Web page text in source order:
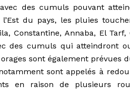
des cumuls pouvant
du pays, les pluies
Constantine, Annaba, El
des cumuls qui atteindront
sont également prévues
sont appelés à
en raison de plusieurs